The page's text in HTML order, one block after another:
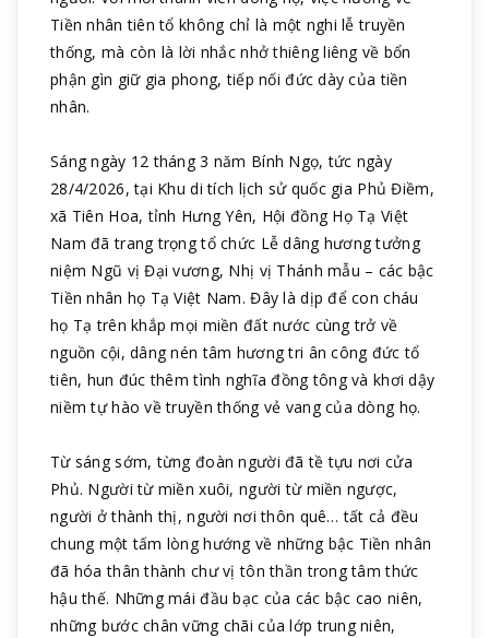
Tiền nhân tiên tổ không chỉ là một nghi lễ truyền
thống, mà còn là lời nhắc nhở thiêng liêng về bổn
phận gìn giữ gia phong, tiếp nối đức dày của tiền
nhân.
Sáng ngày 12 tháng 3 năm Bính Ngọ, tức ngày
28/4/2026, tại Khu di tích lịch sử quốc gia Phủ Điềm,
xã Tiên Hoa, tỉnh Hưng Yên, Hội đồng Họ Tạ Việt
Nam đã trang trọng tổ chức Lễ dâng hương tưởng
niệm Ngũ vị Đại vương, Nhị vị Thánh mẫu – các bậc
Tiền nhân họ Tạ Việt Nam. Đây là dịp để con cháu
họ Tạ trên khắp mọi miền đất nước cùng trở về
nguồn cội, dâng nén tâm hương tri ân công đức tổ
tiên, hun đúc thêm tình nghĩa đồng tông và khơi dậy
niềm tự hào về truyền thống vẻ vang của dòng họ.
Từ sáng sớm, từng đoàn người đã tề tựu nơi cửa
Phủ. Người từ miền xuôi, người từ miền ngược,
người ở thành thị, người nơi thôn quê… tất cả đều
chung một tấm lòng hướng về những bậc Tiền nhân
đã hóa thân thành chư vị tôn thần trong tâm thức
hậu thế. Những mái đầu bạc của các bậc cao niên,
những bước chân vững chãi của lớp trung niên,